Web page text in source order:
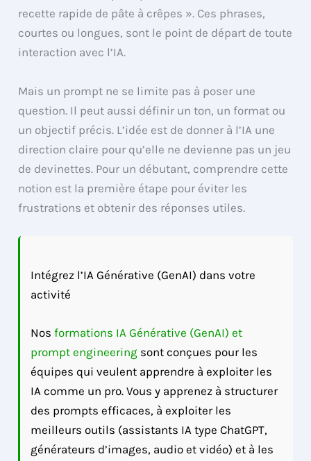
recette rapide de pâte à crêpes ». Ces phrases,
courtes ou longues, sont le point de départ de toute
interaction avec l’IA.
Mais un prompt ne se limite pas à poser une
question. Il peut aussi définir un ton, un format ou
un objectif précis. L’idée est de donner à l’IA une
direction claire pour qu’elle ne devienne pas un jeu
de devinettes. Pour un débutant, comprendre cette
notion est la première étape pour éviter les
frustrations et obtenir des réponses utiles.
Intégrez l’IA Générative (GenAI) dans votre
activité
Nosformations IA Générative (GenAI) et
prompt engineering sont conçues pour les
équipes qui veulent apprendre à exploiter les
IA comme un pro. Vous y apprenez à structurer
des prompts efficaces, à exploiter les
meilleurs outils (assistants IA type ChatGPT,
générateurs d’images, audio et vidéo) et à les